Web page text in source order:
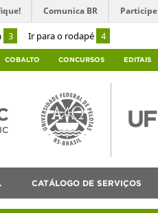
3 Ir para o rodapé 4
Comunica BR Participe
COBALTO CONCURSOS EDITAIS
CATÁLOGO DE SERVIÇOS